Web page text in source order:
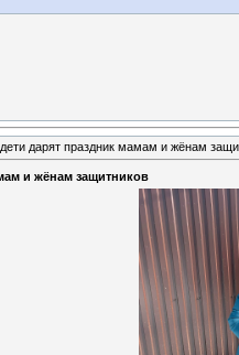
дарят праздник мамам и жёнам
и жёнам защитников